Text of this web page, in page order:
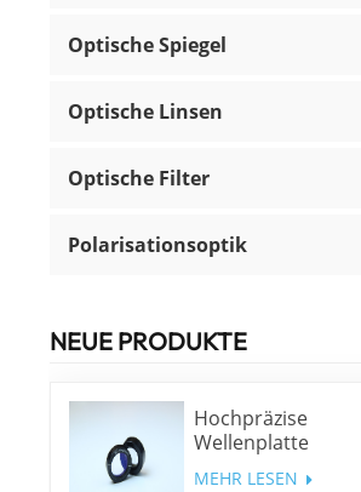
Optische Spiegel
Optische Linsen
Optische Filter
Polarisationsoptik
NEUE PRODUKTE
Hochpräzise
Wellenplatte
niedriger Ordnung
MEHR LESEN